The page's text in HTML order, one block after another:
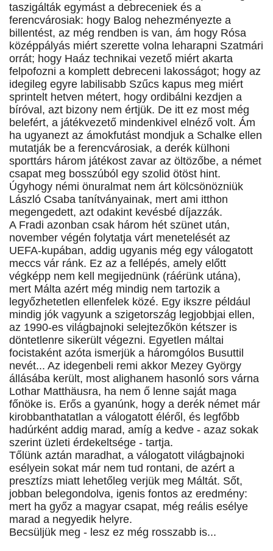
taszigálták egymást a debreceniek és a
ferencvárosiak: hogy Balog nehezményezte a
billentést, az még rendben is van, ám hogy Rósa
középpályás miért szerette volna leharapni Szatmári
orrát; hogy Haáz technikai vezető miért akarta
felpofozni a komplett debreceni lakosságot; hogy az
idegileg egyre labilisabb Szűcs kapus meg miért
sprintelt hetven métert, hogy ordibálni kezdjen a
bíróval, azt bizony nem értjük. De itt ez most még
belefért, a játékvezető mindenkivel elnéző volt. Ám
ha ugyanezt az ámokfutást mondjuk a Schalke ellen
mutatják be a ferencvárosiak, a derék külhoni
sporttárs három játékost zavar az öltözőbe, a német
csapat meg bosszúból egy szolid ötöst hint.
Úgyhogy némi önuralmat nem árt kölcsönözniük
László Csaba tanítványainak, mert ami itthon
megengedett, azt odakint kevésbé díjazzák.
A Fradi azonban csak három hét szünet után,
november végén folytatja várt menetelését az
UEFA-kupában, addig ugyanis még egy válogatott
meccs vár ránk. Ez az a fellépés, amely előtt
végképp nem kell megijednünk (ráérünk utána),
mert Málta azért még mindig nem tartozik a
legyőzhetetlen ellenfelek közé. Egy ikszre például
mindig jók vagyunk a szigetország legjobbjai ellen,
az 1990-es világbajnoki selejtezőkön kétszer is
döntetlenre sikerült végezni. Egyetlen máltai
focistaként azóta ismerjük a háromgólos Busuttil
nevét... Az idegenbeli remi akkor Mezey György
állásába került, most alighanem hasonló sors várna
Lothar Matthäusra, ha nem ő lenne saját maga
főnöke is. Erős a gyanúnk, hogy a derék német már
kirobbanthatatlan a válogatott éléről, és legfőbb
hadúrként addig marad, amíg a kedve - azaz sokak
szerint üzleti érdekeltsége - tartja.
Tőlünk aztán maradhat, a válogatott világbajnoki
esélyein sokat már nem tud rontani, de azért a
presztízs miatt lehetőleg verjük meg Máltát. Sőt,
jobban belegondolva, igenis fontos az eredmény:
mert ha győz a magyar csapat, még reális esélye
marad a negyedik helyre.
Becsüljük meg - lesz ez még rosszabb is...